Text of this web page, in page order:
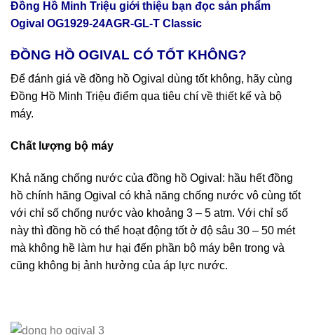
Đồng Hồ Minh Triệu giới thiệu bạn đọc sản phẩm
Ogival OG1929-24AGR-GL-T Classic
ĐỒNG HỒ OGIVAL CÓ TỐT KHÔNG?
Để đánh giá về đồng hồ Ogival dùng tốt không, hãy cùng
Đồng Hồ Minh Triệu điểm qua tiêu chí về thiết kế và bộ
máy.
Chất lượng bộ máy
Khả năng chống nước của đồng hồ Ogival: hầu hết đồng
hồ chính hãng Ogival có khả năng chống nước vô cùng tốt
với chỉ số chống nước vào khoảng 3 – 5 atm. Với chỉ số
này thì đồng hồ có thể hoạt động tốt ở độ sâu 30 – 50 mét
mà không hề làm hư hại đến phần bộ máy bên trong và
cũng không bị ảnh hưởng của áp lực nước.